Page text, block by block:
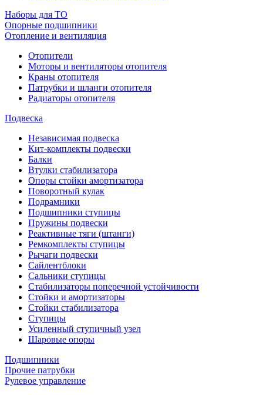
Наборы для ТО
Опорные подшипники
Отопление и вентиляция
Отопители
Моторы и вентиляторы отопителя
Краны отопителя
Патрубки и шланги отопителя
Радиаторы отопителя
Подвеска
Независимая подвеска
Кит-комплекты подвески
Балки
Втулки стабилизатора
Опоры стойки амортизатора
Поворотный кулак
Подрамники
Подшипники ступицы
Пружины подвески
Реактивные тяги (штанги)
Ремкомплекты ступицы
Рычаги подвески
Сайлентблоки
Сальники ступицы
Стабилизаторы поперечной устойчивости
Стойки и амортизаторы
Стойки стабилизатора
Ступицы
Усиленный ступичный узел
Шаровые опоры
Подшипники
Прочие патрубки
Рулевое управление